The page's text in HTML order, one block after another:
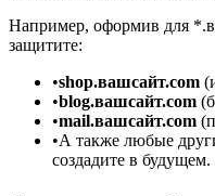
Например, оформив для
защитите:
•shop.вашсайт.com
•blog.вашсайт.com
•mail.вашсайт.com
•А также любые
создадите в будущем.